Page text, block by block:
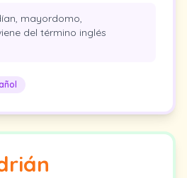
mayordomo,
del término inglés